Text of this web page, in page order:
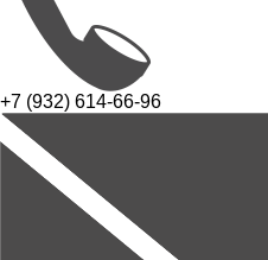
+7 (932) 614-66-96